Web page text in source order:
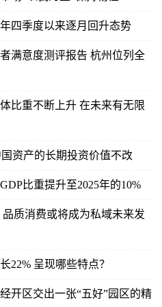
四季度以来逐月回升态势
满意度测评报告 杭州位列全
比重不断上升 在未来有无限
资产的长期投资价值不改
比重提升至2025年的10%
质消费或将成为私域未来发
22% 呈现哪些特点？
开区交出一张“五好”园区的精